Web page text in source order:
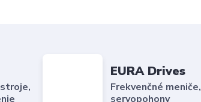
EURA Drives
Frekvenčné meniče,
servopohony